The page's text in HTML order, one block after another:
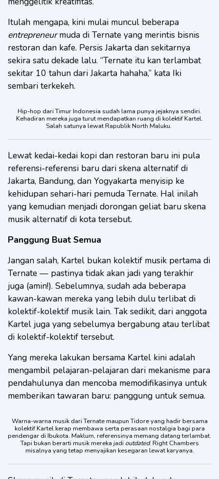
Itulah mengapa, kini mulai muncul beberapa
entrepreneurmuda di Ternate yang merintis bisnis
restoran dan kafe. Persis Jakarta dan sekitarnya
sekira satu dekade lalu. “Ternate itu kan terlambat
sekitar 10 tahun dari Jakarta hahaha,” kata Iki
sembari terkekeh.
Hip-hop dari Timur Indonesia sudah lama punya jejaknya sendiri.
Kehadiran mereka juga turut mendapatkan ruang di kolektif Kartel.
Salah satunya lewat Rapublik North Maluku.
Lewat kedai-kedai kopi dan restoran baru ini pula
referensi-referensi baru dari skena alternatif di
Jakarta, Bandung, dan Yogyakarta menyisip ke
kehidupan sehari-hari pemuda Ternate. Hal inilah
yang kemudian menjadi dorongan geliat baru skena
musik alternatif di kota tersebut.
Panggung Buat Semua
Jangan salah, Kartel bukan kolektif musik pertama di
Ternate — pastinya tidak akan jadi yang terakhir
juga (amin!). Sebelumnya, sudah ada beberapa
kawan-kawan mereka yang lebih dulu terlibat di
kolektif-kolektif musik lain. Tak sedikit, dari anggota
Kartel juga yang sebelumya bergabung atau terlibat
di kolektif-kolektif tersebut.
Yang mereka lakukan bersama Kartel kini adalah
mengambil pelajaran-pelajaran dari mekanisme para
pendahulunya dan mencoba memodifikasinya untuk
memberikan tawaran baru: panggung untuk semua.
Warna-warna musik dari Ternate maupun Tidore yang hadir bersama
kolektif Kartel kerap membawa serta perasaan nostalgia bagi para
pendengar di Ibukota. Maklum, referensinya memang datang terlambat.
Tapi bukan berarti musik mereka jadi outdated. Right Chambers
misalnya yang tetap menyajikan kesegaran lewat karyanya.